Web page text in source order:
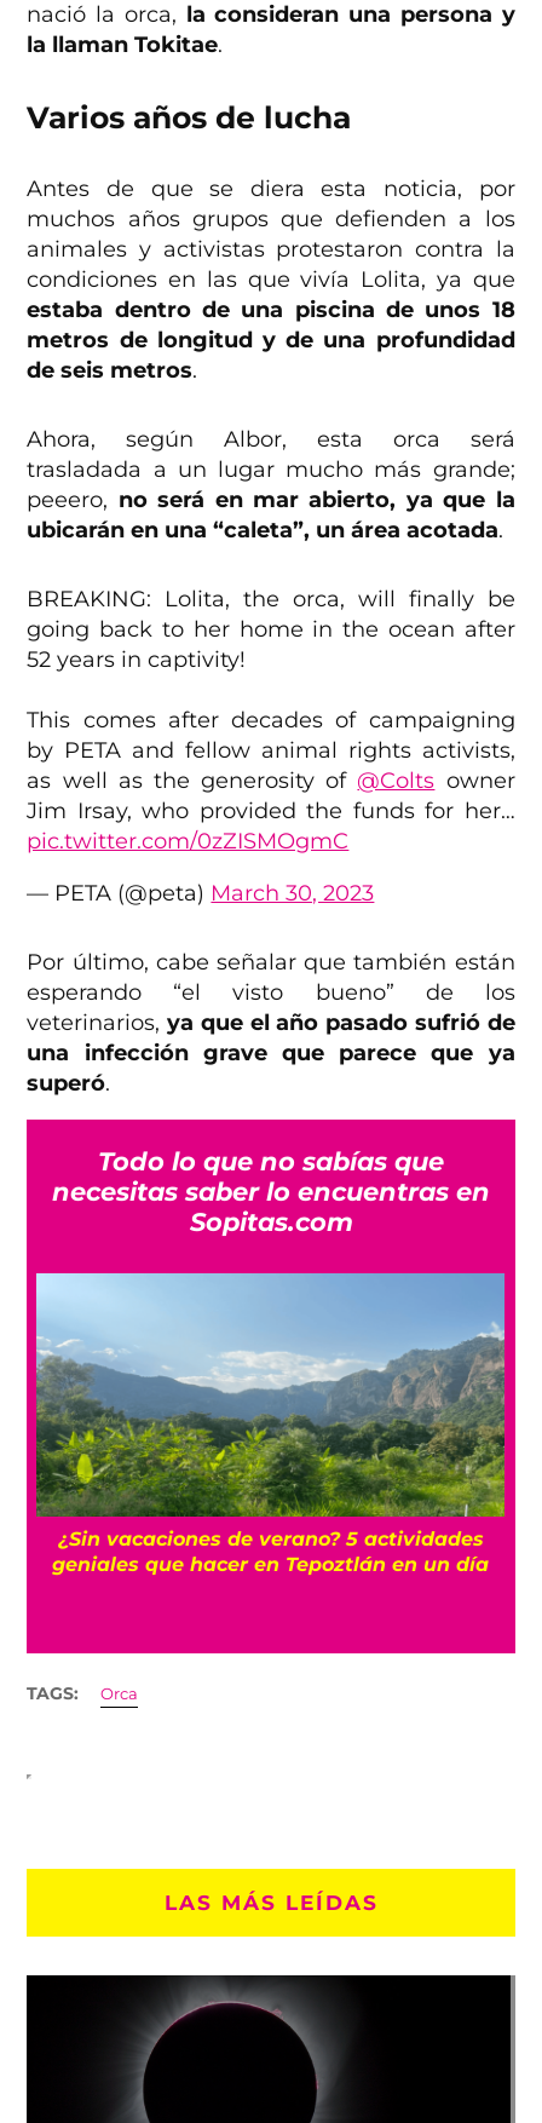
nació la orca, la consideran una persona y
la llaman Tokitae.
Varios años de lucha
Antes de que se diera esta noticia, por
muchos años grupos que defienden a los
animales y activistas protestaron contra la
condiciones en las que vivía Lolita, ya que
estaba dentro de una piscina de unos 18
metros de longitud y de una profundidad
de seis metros.
Ahora, según Albor, esta orca será
trasladada a un lugar mucho más grande;
peeero, no será en mar abierto, ya que la
ubicarán en una “caleta”, un área acotada.
BREAKING: Lolita, the orca, will finally be
going back to her home in the ocean after
52 years in captivity!
This comes after decades of campaigning
by PETA and fellow animal rights activists,
as well as the generosity of @Colts owner
Jim Irsay, who provided the funds for her…
pic.twitter.com/0zZISMOgmC
— PETA (@peta) March 30, 2023
Por último, cabe señalar que también están
esperando “el visto bueno” de los
veterinarios,ya que el año pasado sufrió de
una infección grave que parece que ya
superó.
Todo lo que no sabías que
necesitas saber lo encuentras en
Sopitas.com
¿Sin vacaciones de verano? 5 actividades
geniales que hacer en Tepoztlán en un día
TAGS: Orca
LAS MÁS LEÍDAS